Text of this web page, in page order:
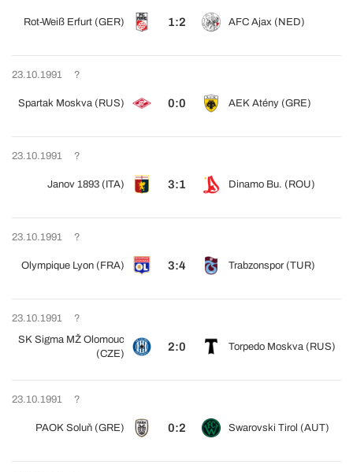
Rot-Weiß Erfurt (GER) 1:2 AFC Ajax (NED)
23.10.1991 ?
Spartak Moskva (RUS) 0:0 AEK Atény (GRE)
23.10.1991 ?
Janov 1893 (ITA) 3:1 Dinamo Bu. (ROU)
23.10.1991 ?
Olympique Lyon (FRA) 3:4 Trabzonspor (TUR)
23.10.1991
?
SK Sigma MŽ Olomouc
(CZE)
2:0 Torpedo Moskva (RUS)
23.10.1991 ?
PAOK Soluň (GRE) 0:2 Swarovski Tirol (AUT)